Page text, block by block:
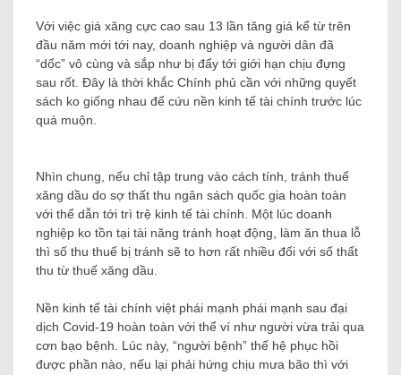
Với việc giá xăng cực cao sau 13 lần tăng giá kể từ trên
đầu năm mới tới nay, doanh nghiệp và người dân đã
“dốc” vô cùng và sắp như bị đẩy tới giới hạn chịu đựng
sau rốt. Đây là thời khắc Chính phủ cần với những quyết
sách ko giống nhau để cứu nền kinh tế tài chính trước lúc
quá muộn.
Nhìn chung, nếu chỉ tập trung vào cách tính, tránh thuế
xăng dầu do sợ thất thu ngân sách quốc gia hoàn toàn
với thể dẫn tới trì trệ kinh tế tài chính. Một lúc doanh
nghiệp ko tồn tại tài năng tránh hoạt động, làm ăn thua lỗ
thì số thu thuế bị tránh sẽ to hơn rất nhiều đối với số thất
thu từ thuế xăng dầu.
Nền kinh tế tài chính việt phái mạnh phái mạnh sau đại
dịch Covid-19 hoàn toàn với thể ví như người vừa trải qua
cơn bạo bệnh. Lúc này, “người bệnh” thế hệ phục hồi
được phần nào, nếu lại phải hứng chịu mưa bão thì với